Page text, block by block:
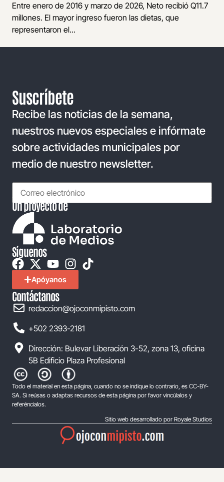
Entre enero de 2016 y marzo de 2026, Neto recibió Q11.7
millones. El mayor ingreso fueron las dietas, que
representaron el...
Suscríbete
Recibe las noticias de la semana,
nuestros nuevos especiales e infórmate
sobre actividades municipales por
medio de nuestro newsletter.
Un proyecto de
Síguenos
Apóyanos
Contáctanos
redaccion@ojoconmipisto.com
+502 2393-2181
Dirección: Bulevar Liberación 3-52, zona 13, oficina
5B Edificio Plaza Profesional
Todo el material en esta página, cuando no se indique lo contrario, es CC-BY-
SA. Si reúsas o adaptas recursos de esta página por favor vincúlalos y
referéncialos.
Sitio web desarrollado por Royale Studios